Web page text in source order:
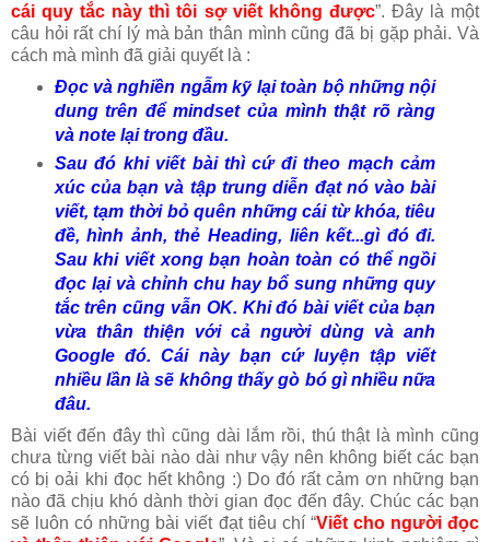
cái quy tắc này thì tôi sợ viết không được”. Đây là một
câu hỏi rất chí lý mà bản thân mình cũng đã bị gặp phải. Và
cách mà mình đã giải quyết là :
Đọc và nghiền ngẫm kỹ lại toàn bộ những nội
dung trên để mindset của mình thật rõ ràng
và note lại trong đầu.
Sau đó khi viết bài thì cứ đi theo mạch cảm
xúc của bạn và tập trung diễn đạt nó vào bài
viết, tạm thời bỏ quên những cái từ khóa, tiêu
đề, hình ảnh, thẻ Heading, liên kết...gì đó đi.
Sau khi viết xong bạn hoàn toàn có thể ngồi
đọc lại và chỉnh chu hay bổ sung những quy
tắc trên cũng vẫn OK. Khi đó bài viết của bạn
vừa thân thiện với cả người dùng và anh
Google đó. Cái này bạn cứ luyện tập viết
nhiều lần là sẽ không thấy gò bó gì nhiều nữa
đâu.
Bài viết đến đây thì cũng dài lắm rồi, thú thật là mình cũng
chưa từng viết bài nào dài như vậy nên không biết các bạn
có bị oải khi đọc hết không :) Do đó rất cảm ơn những bạn
nào đã chịu khó dành thời gian đọc đến đây. Chúc các bạn
sẽ luôn có những bài viết đạt tiêu chí “Viết cho người đọc